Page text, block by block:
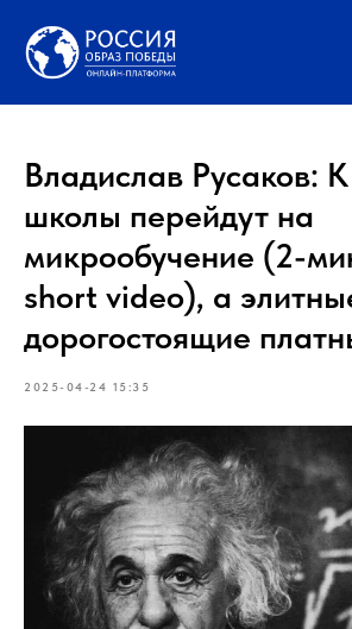
Владислав Русаков:
школы перейдут на
микрообучение (2-
short video), а
дорогостоящие
2025-04-24 15:35